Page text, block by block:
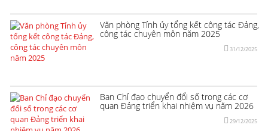
Văn phòng Tỉnh ủy tổng kết công tác Đảng,
công tác chuyên môn năm 2025
31/12/2025
Ban Chỉ đạo chuyển đổi số trong các cơ
quan Đảng triển khai nhiệm vụ năm 2026
29/12/2025